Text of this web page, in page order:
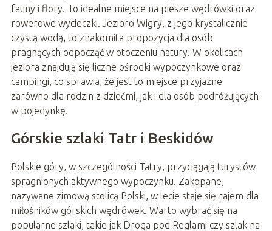
fauny i flory. To idealne miejsce na piesze wędrówki oraz
rowerowe wycieczki. Jezioro Wigry, z jego krystalicznie
czystą wodą, to znakomita propozycja dla osób
pragnących odpocząć w otoczeniu natury. W okolicach
jeziora znajdują się liczne ośrodki wypoczynkowe oraz
campingi, co sprawia, że jest to miejsce przyjazne
zarówno dla rodzin z dziećmi, jak i dla osób podróżujących
w pojedynkę.
Górskie szlaki Tatr i Beskidów
Polskie góry, w szczególności Tatry, przyciągają turystów
spragnionych aktywnego wypoczynku. Zakopane,
nazywane zimową stolicą Polski, w lecie staje się rajem dla
miłośników górskich wędrówek. Warto wybrać się na
popularne szlaki, takie jak Droga pod Reglami czy szlak na